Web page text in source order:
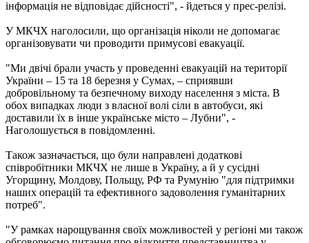
інформація не відповідає дійсності", - йдеться у прес-релізі.
У МКЧХ наголосили, що організація ніколи не допомагає
організовувати чи проводити примусові евакуації.
"Ми двічі брали участь у проведенні евакуацій на території
України – 15 та 18 березня у Сумах, – сприявши
добровільному та безпечному виходу населення з міста. В
обох випадках люди з власної волі сіли в автобуси, які
доставили їх в інше українське місто – Лубни", -
Наголошується в повідомленні.
Також зазначається, що були направлені додаткові
співробітники МКЧХ не лише в Україну, а й у сусідні
Угорщину, Молдову, Польщу, РФ та Румунію "для підтримки
наших операцій та ефективного задоволення гуманітарних
потреб".
"У рамках нарощування своїх можливостей у регіоні ми також